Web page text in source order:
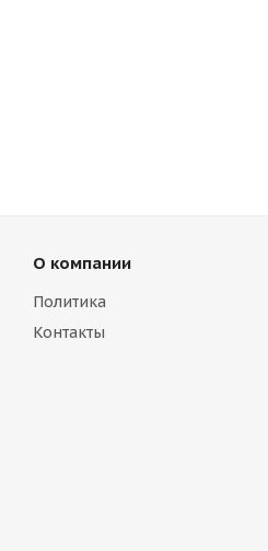
О компании
Политика
Контакты